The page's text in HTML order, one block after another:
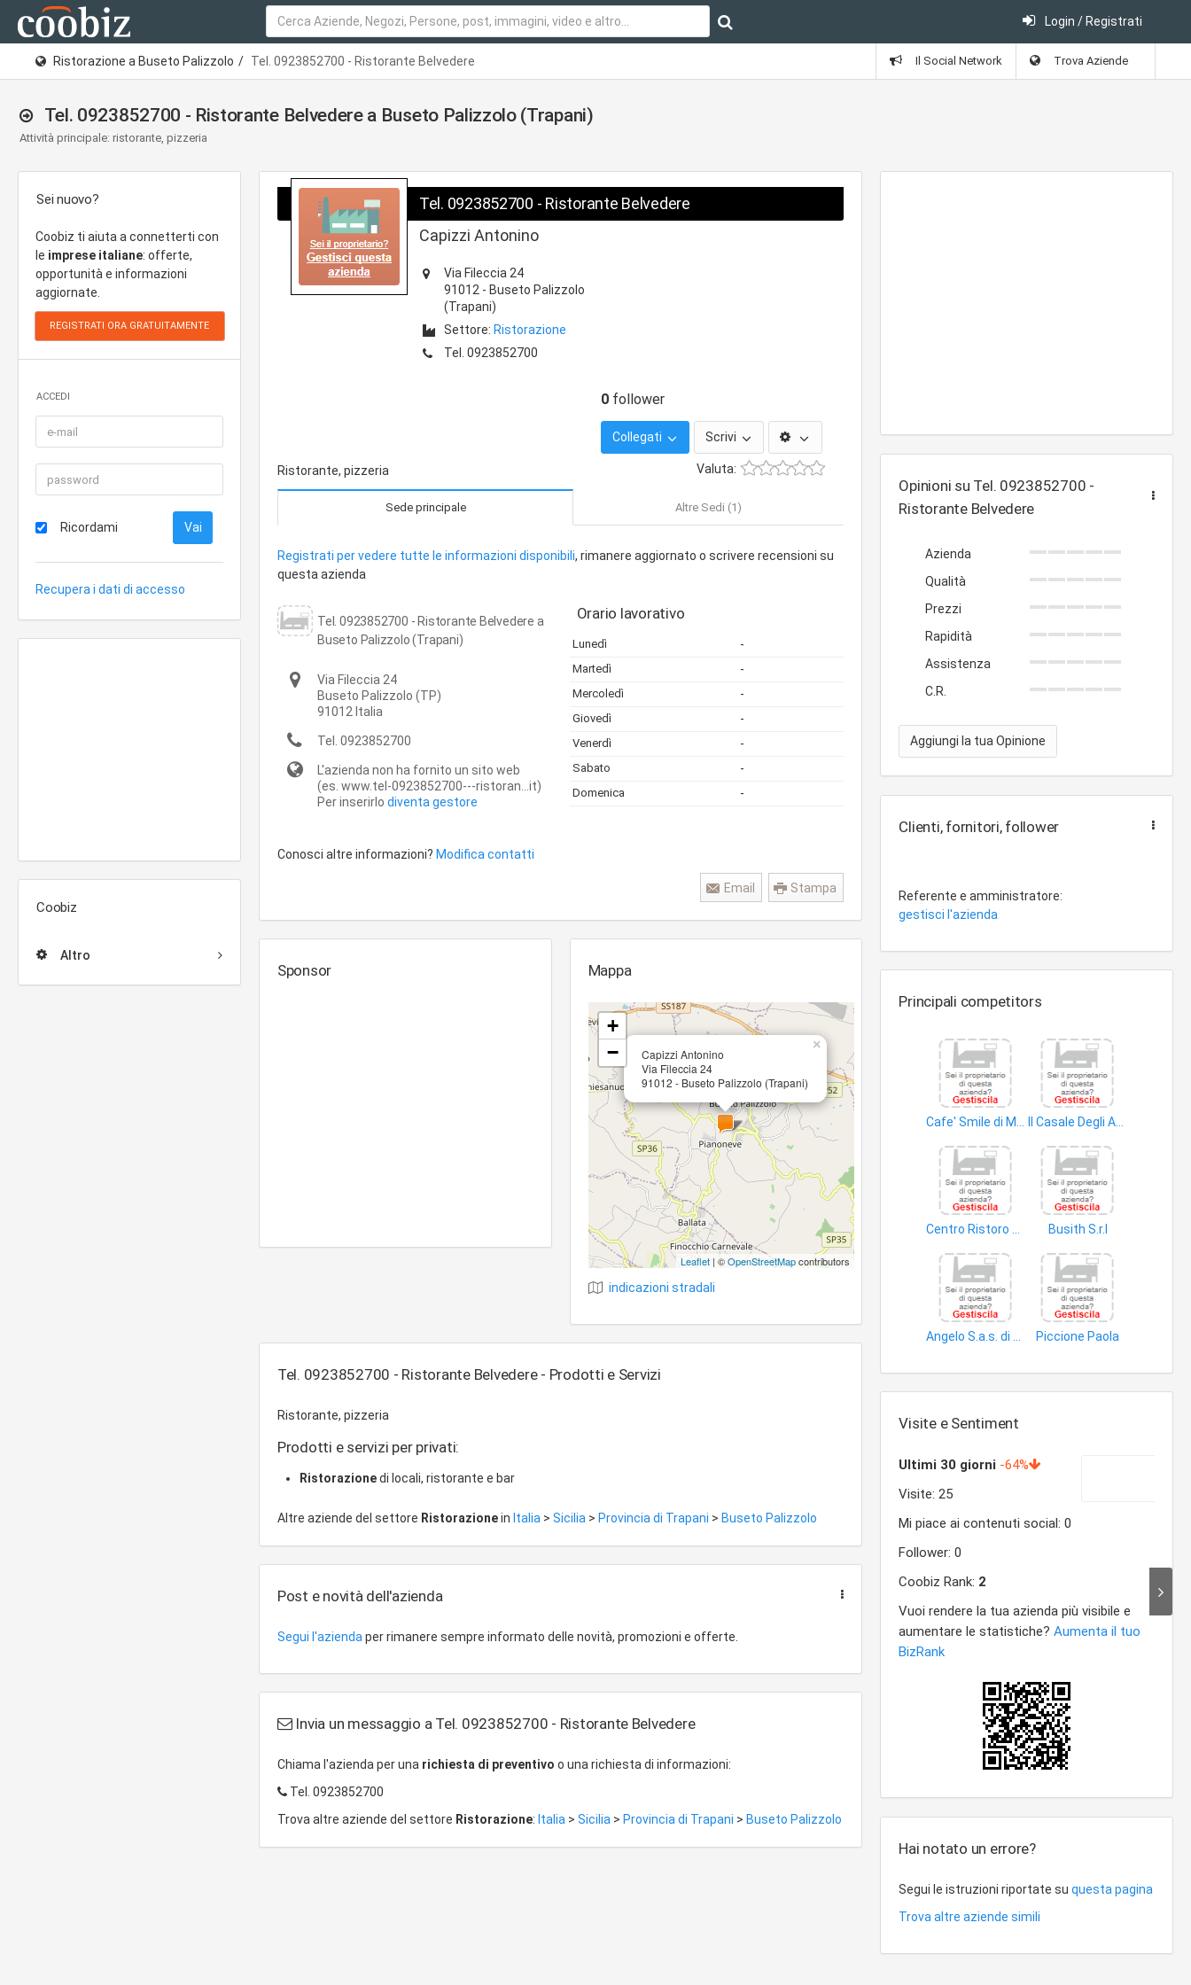
Login / Registrati
Ristorazione a Buseto Palizzolo Tel. 0923852700 - Ristorante Belvedere Il Social Network Trova Aziende
Tel. 0923852700 - Ristorante Belvedere a Buseto Palizzolo (Trapani)
Attività principale: ristorante, pizzeria
Sei nuovo?
Coobiz ti aiuta a connetterti con
le imprese italiane: offerte,
opportunità e informazioni
aggiornate.
ACCEDI
Ricordami
Recupera i dati di accesso
Coobiz
Altro
Tel. 0923852700 - Ristorante Belvedere
Capizzi Antonino
Via Fileccia 24
91012 - Buseto Palizzolo
(Trapani)
Settore: Ristorazione
Tel. 0923852700
0 follower
Collegati Scrivi
Valuta:
Ristorante, pizzeria
Sede principale Altre Sedi (1)
Registrati per vedere tutte le informazioni disponibili, rimanere aggiornato o scrivere recensioni su
questa azienda
Tel. 0923852700 - Ristorante Belvedere a
Buseto Palizzolo (Trapani)
Via Fileccia 24
Buseto Palizzolo (TP)
91012 Italia
Tel. 0923852700
L'azienda non ha fornito un sito web
(es. www.tel-0923852700---ristoran...it)
Per inserirlo diventa gestore
Orario lavorativo
Lunedì -
Martedì -
Mercoledì -
Giovedì -
Venerdì -
Sabato -
Domenica -
Conosci altre informazioni? Modifica contatti
Stampa
Email
Sponsor Mappa
Capizzi Antonino
Via Fileccia 24
91012 - Buseto Palizzolo (Trapani)
×
+
−
Leaflet| ©OpenStreetMapcontributors
indicazioni stradali
Tel. 0923852700 - Ristorante Belvedere - Prodotti e Servizi
Ristorante, pizzeria
Prodotti e servizi per privati:
Ristorazionedi locali, ristorante e bar
Altre aziende del settore Ristorazionein Italia > Sicilia > Provincia di Trapani > Buseto Palizzolo
Post e novità dell'azienda
Segui l'azienda per rimanere sempre informato delle novità, promozioni e offerte.
Invia un messaggio a Tel. 0923852700 - Ristorante Belvedere
Chiama l'azienda per una richiesta di preventivo o una richiesta di informazioni:
Tel. 0923852700
Trova altre aziende del settore Ristorazione: Italia > Sicilia > Provincia di Trapani > Buseto Palizzolo
Opinioni su Tel. 0923852700 -
Ristorante Belvedere
Azienda
Qualità
Prezzi
Rapidità
Assistenza
C.R.
Aggiungi la tua Opinione
Clienti, fornitori, follower
Referente e amministratore:
gestisci l'azienda
Principali competitors
Busith S.r.l
Piccione Paola
Visite e Sentiment
Hai notato un errore?
Segui le istruzioni riportate suquesta pagina
Trova altre aziende simili